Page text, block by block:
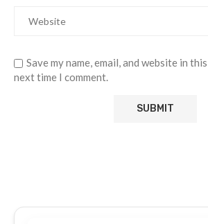
Save my name, email, and website in
next time I comment.